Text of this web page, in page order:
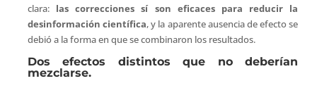
clara: las correcciones sí son eficaces para reducir la
desinformación científica, y la aparente ausencia de efecto se
debió a la forma en que se combinaron los resultados.
Dos efectos distintos que no deberían
mezclarse.